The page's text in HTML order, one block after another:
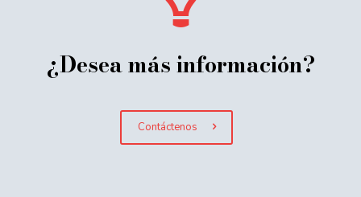
¿Desea más información?
Contáctenos